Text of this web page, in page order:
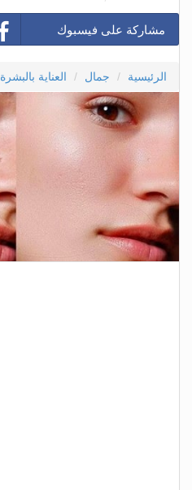
مشاركة على فيسبوك
الرئيسية جمال العناية بالبشرة